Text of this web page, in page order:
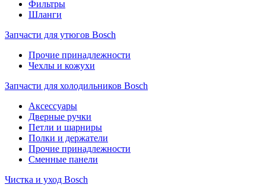
Фильтры
Шланги
Запчасти для утюгов Bosch
Прочие принадлежности
Чехлы и кожухи
Запчасти для холодильников Bosch
Аксессуары
Дверные ручки
Петли и шарниры
Полки и держатели
Прочие принадлежности
Сменные панели
Чистка и уход Bosch